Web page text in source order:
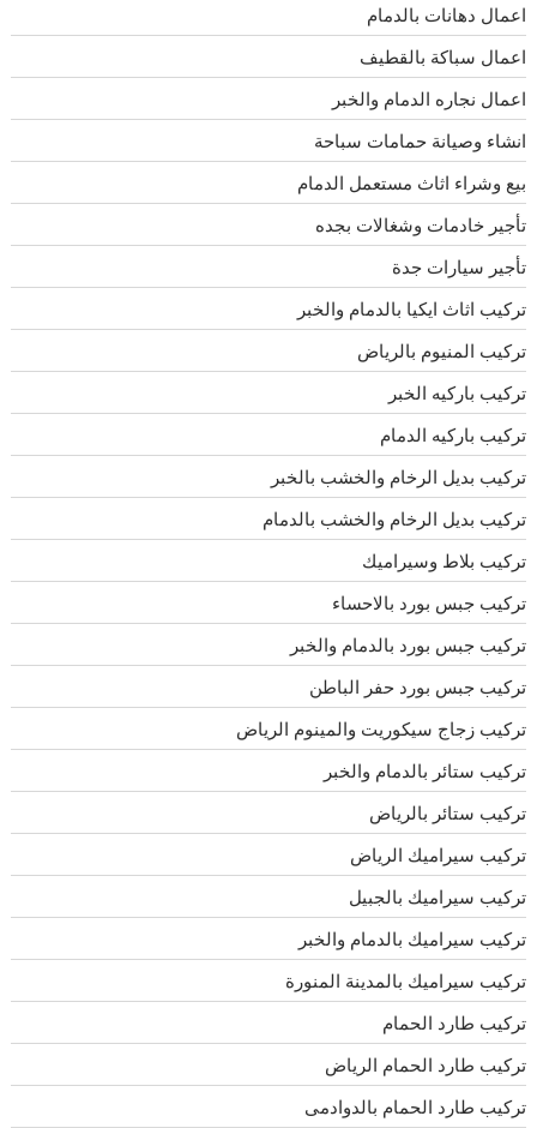
اعمال دهانات بالدمام
اعمال سباكة بالقطيف
اعمال نجاره الدمام والخبر
انشاء وصيانة حمامات سباحة
بيع وشراء اثاث مستعمل الدمام
تأجير خادمات وشغالات بجده
تأجير سيارات جدة
تركيب اثاث ايكيا بالدمام والخبر
تركيب المنيوم بالرياض
تركيب باركيه الخبر
تركيب باركيه الدمام
تركيب بديل الرخام والخشب بالخبر
تركيب بديل الرخام والخشب بالدمام
تركيب بلاط وسيراميك
تركيب جبس بورد بالاحساء
تركيب جبس بورد بالدمام والخبر
تركيب جبس بورد حفر الباطن
تركيب زجاج سيكوريت والمينوم الرياض
تركيب ستائر بالدمام والخبر
تركيب ستائر بالرياض
تركيب سيراميك الرياض
تركيب سيراميك بالجبيل
تركيب سيراميك بالدمام والخبر
تركيب سيراميك بالمدينة المنورة
تركيب طارد الحمام
تركيب طارد الحمام الرياض
تركيب طارد الحمام بالدوادمى